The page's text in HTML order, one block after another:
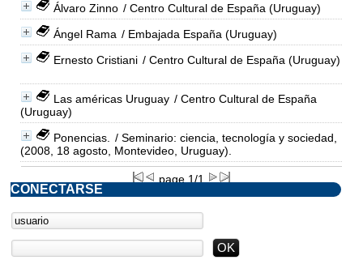
Álvaro Zinno / Centro Cultural de España (Uruguay)
Ángel Rama / Embajada España (Uruguay)
Ernesto Cristiani / Centro Cultural de España (Uruguay)
Las américas Uruguay / Centro Cultural de España
(Uruguay)
Ponencias.
/ Seminario: ciencia, tecnología y sociedad,
(2008, 18 agosto, Montevideo, Uruguay).
page 1/1
CONECTARSE